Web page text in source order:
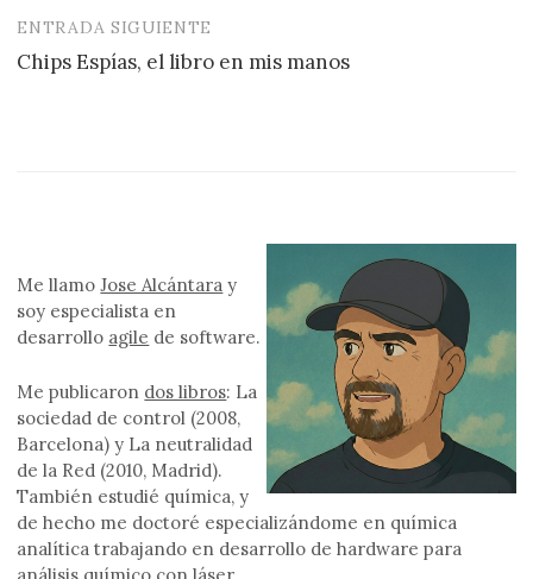
entradas
ENTRADA SIGUIENTE
Chips Espías, el libro en mis manos
Me llamoJose Alcántara y
soy especialista en
desarrollo agile de software.
Me publicaron dos libros: La
sociedad de control (2008,
Barcelona) y La neutralidad
de la Red (2010, Madrid).
También estudié química, y
de hecho me doctoré especializándome en química
analítica trabajando en desarrollo de hardware para
análisis químico con láser.